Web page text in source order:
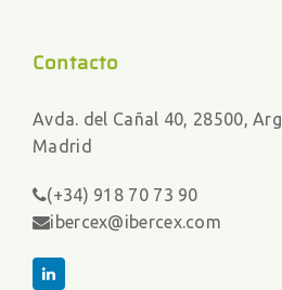
Contacto
Avda. del Cañal 40, 28500,
Madrid
(+34) 918 70 73 90
ibercex@ibercex.com